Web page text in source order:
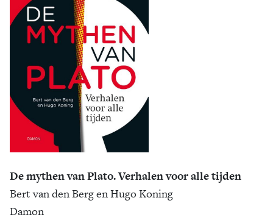
De mythen van Plato. Verhalen voor alle tijden
Bert van den Berg en Hugo Koning
Damon